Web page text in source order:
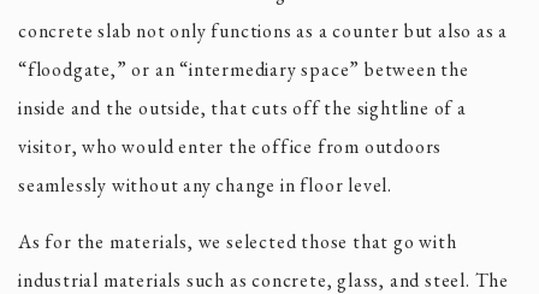
concrete slab not only functions as a counter but also as a
“floodgate,” or an “intermediary space” between the
inside and the outside, that cuts off the sightline of a
visitor, who would enter the office from outdoors
seamlessly without any change in floor level.
As for the materials, we selected those that go with
industrial materials such as concrete, glass, and steel. The